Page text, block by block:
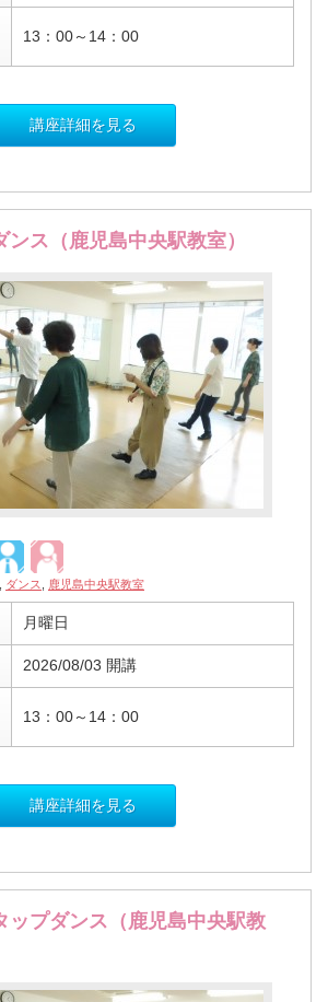
13：00～14：00
講座詳細を見る
ス（鹿児島中央駅教室）
ダンス 鹿児島中央駅教室
月曜日
2026/08/03 開講
13：00～14：00
講座詳細を見る
ップダンス（鹿児島中央駅教